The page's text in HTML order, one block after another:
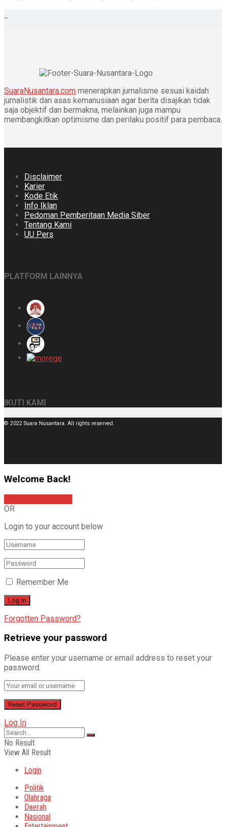
SuaraNusantara.com menerapkan jurnalisme sesuai kaidah
jurnalistik dan asas kemanusiaan agar berita disajikan tidak
saja objektif dan bermakna, melainkan juga mampu
membangkitkan optimisme dan perilaku positif para pembaca.
Disclaimer
Karier
Kode Etik
Info Iklan
Pedoman Pemberitaan Media Siber
Tentang Kami
UU Pers
PLATFORM LAINNYA
IKUTI KAMI
© 2022 Suara Nusantara. All rights reserved.
Welcome Back!
OR
Login to your account below
Remember Me
Forgotten Password?
Retrieve your password
Please enter your username or email address to reset your
password.
Log In
No Result
View All Result
Login
Politik
Olahraga
Daerah
Nasional